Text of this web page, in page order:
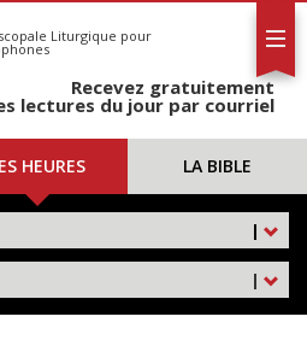
Liturgique pour
Recevez gratuitement
lectures du jour par courriel
HEURES LA BIBLE
|
|